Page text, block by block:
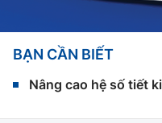
BẠN CẦN BIẾT
Nâng cao hệ số tiết